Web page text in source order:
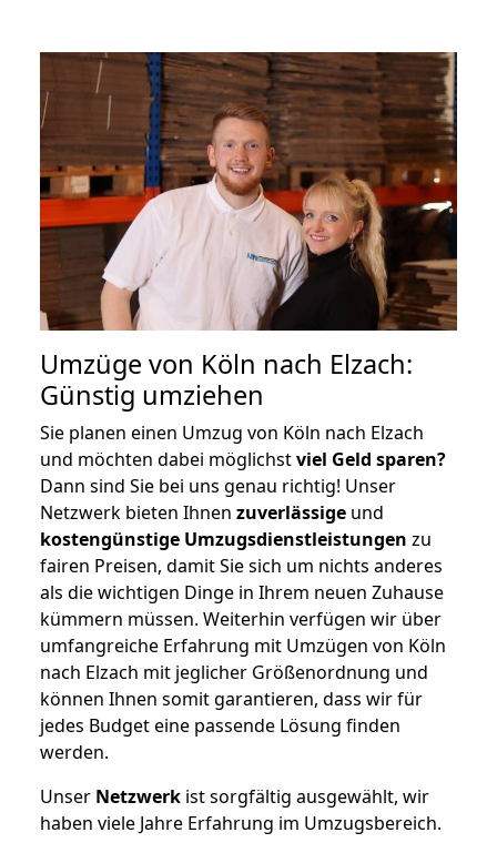
Umzüge von Köln nach Elzach:
Günstig umziehen
Sie planen einen Umzug von Köln nach Elzach
und möchten dabei möglichstviel Geld sparen?
Dann sind Sie bei uns genau richtig! Unser
Netzwerk bieten Ihnen zuverlässige und
kostengünstige Umzugsdienstleistungen zu
fairen Preisen, damit Sie sich um nichts anderes
als die wichtigen Dinge in Ihrem neuen Zuhause
kümmern müssen. Weiterhin verfügen wir über
umfangreiche Erfahrung mit Umzügen von Köln
nach Elzach mit jeglicher Größenordnung und
können Ihnen somit garantieren, dass wir für
jedes Budget eine passende Lösung finden
werden.
Unser Netzwerk ist sorgfältig ausgewählt, wir
haben viele Jahre Erfahrung im Umzugsbereich.